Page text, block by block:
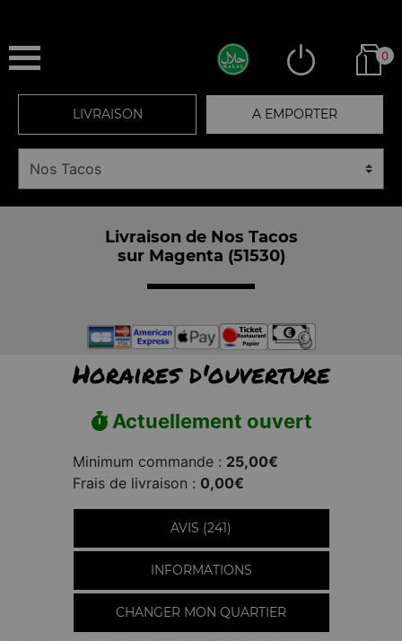
0
LIVRAISON A EMPORTER
Livraison de Nos Tacos
sur Magenta (51530)
Horaires d'ouverture
Actuellement ouvert
Minimum commande : 25,00€
Frais de livraison : 0,00€
AVIS (241)
INFORMATIONS
CHANGER MON QUARTIER